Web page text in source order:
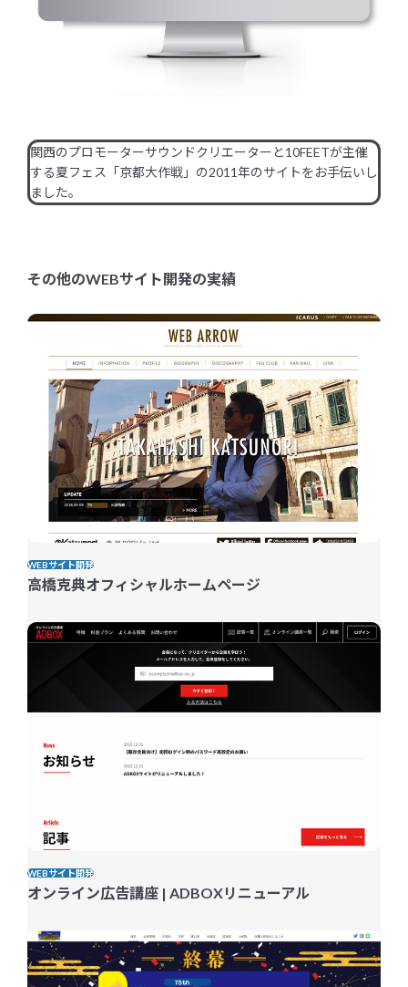
関西のプロモーターサウンドクリエーターと10FEETが主催
する夏フェス「京都大作戦」の2011年のサイトをお手伝いし
ました。
その他のWEBサイト開発の実績
WEBサイト開発
高橋克典オフィシャルホームページ
WEBサイト開発
オンライン広告講座 | ADBOXリニューアル